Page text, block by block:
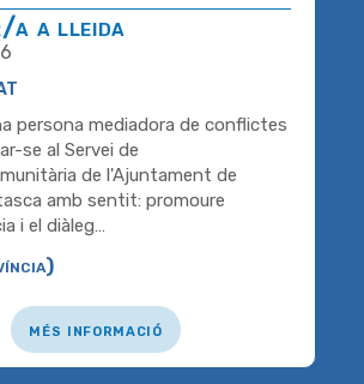
a a lleida
persona mediadora de conflictes
se al Servei de
de l'Ajuntament de
amb sentit: promoure
i el diàleg…
més informació